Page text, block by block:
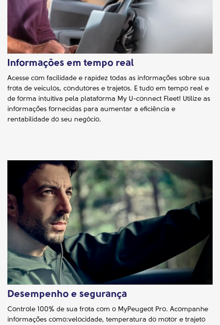
Informações em tempo real
Acesse com facilidade e rapidez todas as informações sobre sua
frota de veículos, condutores e trajetos. E tudo em tempo real e
de forma intuitiva pela plataforma My U-connect Fleet! Utilize as
informações fornecidas para aumentar a eficiência e
rentabilidade do seu negócio.
Desempenho e segurança
Controle 100% de sua frota com o MyPeugeot Pro. Acompanhe
informações como:velocidade, temperatura do motor e trajeto